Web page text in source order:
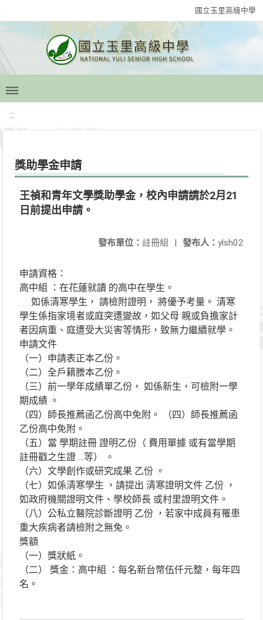
國立玉里高級中學
:::
獎助學金申請
王禎和青年文學獎助學金，校內申請請於2月21
日前提出申請。
發布人： ylsh02
發布單位： 註冊組 |
申請資格：
高中組 ：在花蓮就讀 的高中在學生。
如係清寒學生， 請檢附證明， 將優予考量。 清寒
學生係指家境者或庭突遭變故，如父母 親或負擔家計
者因病重、庭遭受大災害等情形，致無力繼續就學。
申請文件
（一）申請表正本乙份。
（二）全戶籍謄本乙份。
（三）前一學年成績單乙份， 如係新生，可檢附一學
期成績 。
（四）師長推薦函乙份高中免附。 （四）師長推薦函
乙份高中免附。
（五）當 學期註冊 證明乙份（ 費用單據 或有當學期
註冊戳之生證 …等） 。
（六）文學創作或研究成果 乙份 。
（七）如係清寒學生 ，請提出 清寒證明文件 乙份 ，
如政府機關證明文件、學校師長 或村里證明文件。
（八）公私立醫院診斷證明 乙份 ，若家中成員有罹患
重大疾病者請檢附之無免。
獎額
（一）獎狀紙。
（二） 獎金：高中組 ：每名新台幣伍仟元整，每年四
名。